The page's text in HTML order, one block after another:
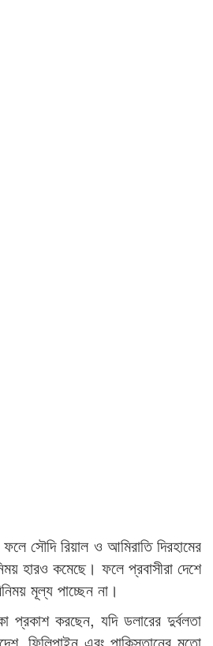
সৌদি রিয়াল ও আমিরাতি দিরহামের
হারও কমেছে। ফলে প্রবাসীরা দেশে
মূল্য পাচ্ছেন না।
প্রকাশ করছেন, যদি ডলারের দুর্বলতা